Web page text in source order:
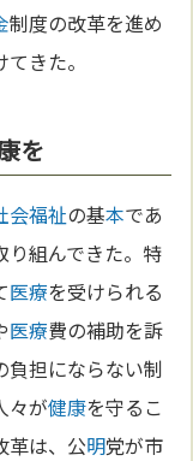
制度の改革を進め
きた。
を
会福祉の基本であ
り組んできた。特
医療を受けられる
医療費の補助を訴
負担にならない制
々が健康を守るこ
革は、公明党が市